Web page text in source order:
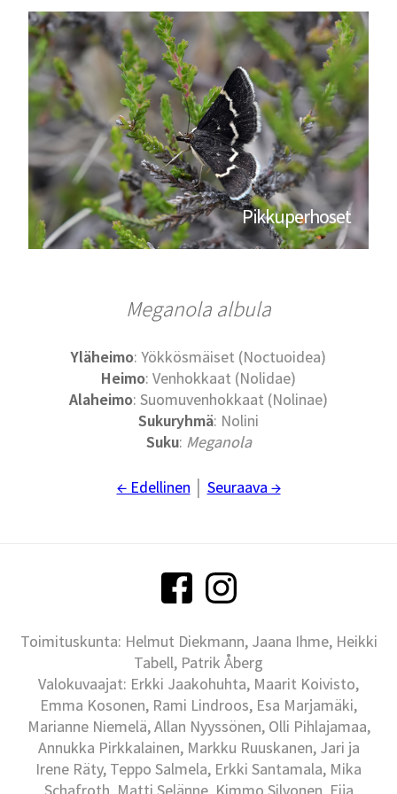
Pikkuperhoset
Meganola albula
Yläheimo: Yökkösmäiset (Noctuoidea)
Heimo: Venhokkaat (Nolidae)
Alaheimo: Suomuvenhokkaat (Nolinae)
Sukuryhmä: Nolini
Suku: Meganola
← Edellinen Seuraava →
Toimituskunta: Helmut Diekmann, Jaana Ihme, Heikki
Tabell, Patrik Åberg
Valokuvaajat: Erkki Jaakohuhta, Maarit Koivisto,
Emma Kosonen, Rami Lindroos, Esa Marjamäki,
Marianne Niemelä, Allan Nyyssönen, Olli Pihlajamaa,
Annukka Pirkkalainen, Markku Ruuskanen, Jari ja
Irene Räty, Teppo Salmela, Erkki Santamala, Mika